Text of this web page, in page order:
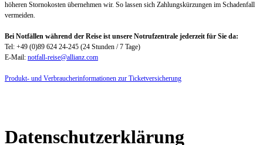
höheren Stornokosten übernehmen wir. So lassen sich Zahlungskürzungen im Schadenfall
vermeiden.
Bei Notfällen während der Reise ist unsere Notrufzentrale jederzeit für Sie da:
Tel: +49 (0)89 624 24-245 (24 Stunden / 7 Tage)
E-Mail: notfall-reise@allianz.com
Produkt- und Verbraucherinformationen zur Ticketversicherung
Datenschutzerklärung